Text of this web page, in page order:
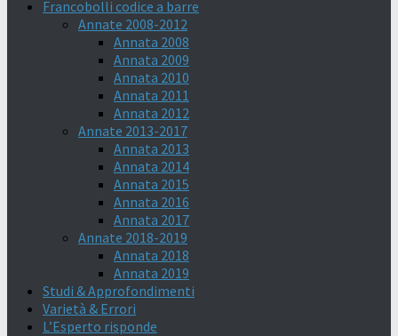
Francobolli codice a barre
Annate 2008-2012
Annata 2008
Annata 2009
Annata 2010
Annata 2011
Annata 2012
Annate 2013-2017
Annata 2013
Annata 2014
Annata 2015
Annata 2016
Annata 2017
Annate 2018-2019
Annata 2018
Annata 2019
Studi & Approfondimenti
Varietà & Errori
L’Esperto risponde